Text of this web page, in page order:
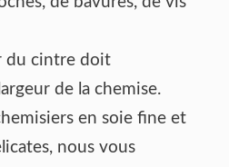
du cintre doit
de la chemise.
en soie fine et
nous vous